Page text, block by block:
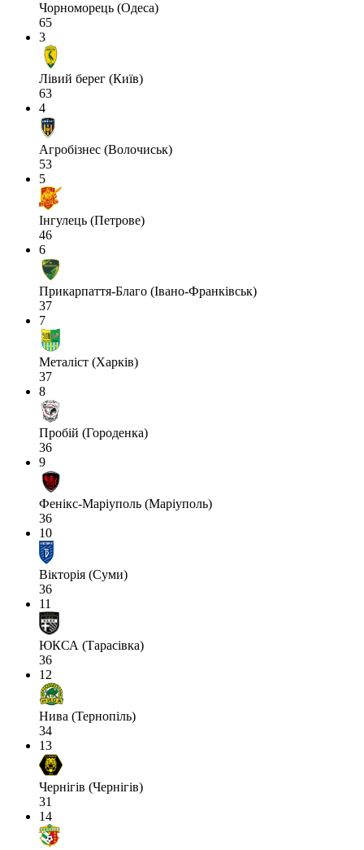
Чорноморець (Одеса)
65
3
Лівий берег (Київ)
63
4
Агробізнес (Волочиськ)
53
5
Інгулець (Петрове)
46
6
Прикарпаття-Благо (Івано-Франківськ)
37
7
Металіст (Харків)
37
8
Пробій (Городенка)
36
9
Фенікс-Маріуполь (Маріуполь)
36
10
Вікторія (Суми)
36
11
ЮКСА (Тарасівка)
36
12
Нива (Тернопіль)
34
13
Чернігів (Чернігів)
31
14